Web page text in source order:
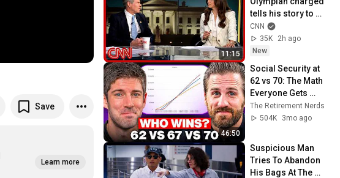
Save
Learn more
11:15
tells his story to
Kaitlan Collins
CNN
35K
2h ago
New
46:50
Social Security at
62 vs 70: The Math
Everyone Gets
Wrong
The Retirement Nerds
504K
3mo ago
Suspicious Man
Tries To Abandon
His Bags At The